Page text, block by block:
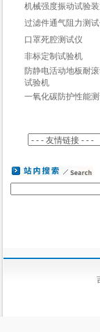
机械强度振动试验
过滤件通气阻力测
口罩死腔测试仪
非标定制试验机
防静电活动地板耐
试验机
一氧化碳防护性能